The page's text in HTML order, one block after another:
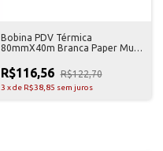
Bobina PDV Térmica
80mmX40m Branca Paper Multi
R$116,56 R$122,70
3 xde R$38,85 sem juros